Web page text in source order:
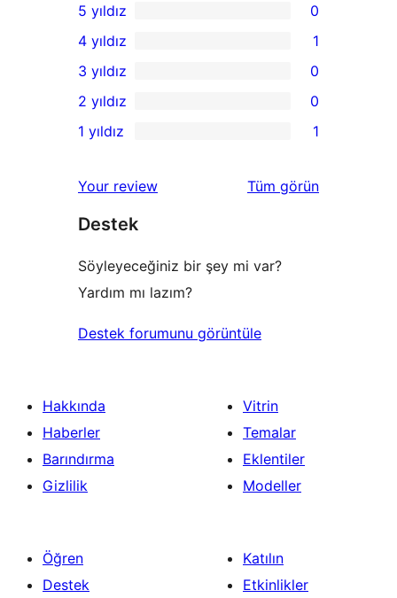
0
5
yıldızlı
inceleme
5 yıldız 0
4
yıldızlı
inceleme
4 yıldız 1
0
3
yıldızlı
3 yıldız 0
2
inceleme
2 yıldız 0
yıldızlı
inceleme
1 yıldız 1
Your review Tüm değerlendirmeleri
görün
Destek
Söyleyeceğiniz bir şey mi var?
Yardım mı lazım?
Destek forumunu görüntüle
Hakkında
Haberler
Barındırma
Gizlilik
Vitrin
Temalar
Eklentiler
Modeller
Öğren
Destek
Katılın
Etkinlikler